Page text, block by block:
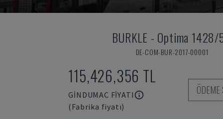
BURKLE - Optima
DE-COM-BUR-2017-00001
115,426,356 TL
GINDUMAC FIYATI
(Fabrika fiyatı)